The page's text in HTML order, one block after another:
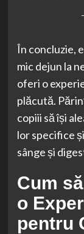
În concluzie,
mic dejun la
oferi o
plăcută.
copiii să își
lor specifice
sânge și
Cum
o
pentru